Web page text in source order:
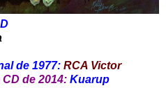
de 1977: RCA Victor
de 2014: Kuarup